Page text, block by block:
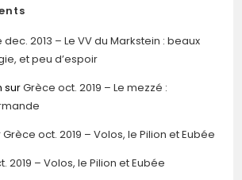
2013 – Le VV du Markstein : beaux
et peu d’espoir
surGrèce oct. 2019 – Le mezzé :
Grèce oct. 2019 – Volos, le Pilion et Eubée
2019 – Volos, le Pilion et Eubée